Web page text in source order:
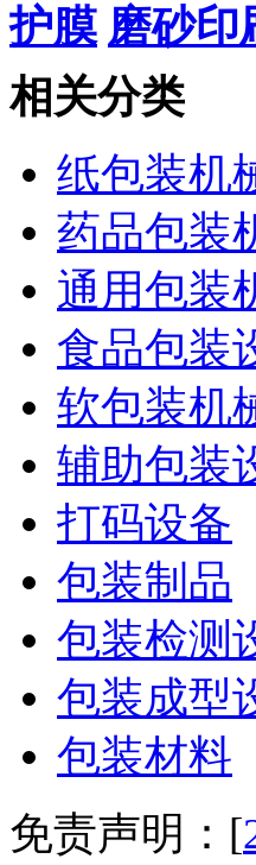
护膜 磨砂印
相关分类
纸包装机
药品包装
通用包装
食品包装
软包装机
辅助包装
打码设备
包装制品
包装检测
包装成型
包装材料
免责声明：[